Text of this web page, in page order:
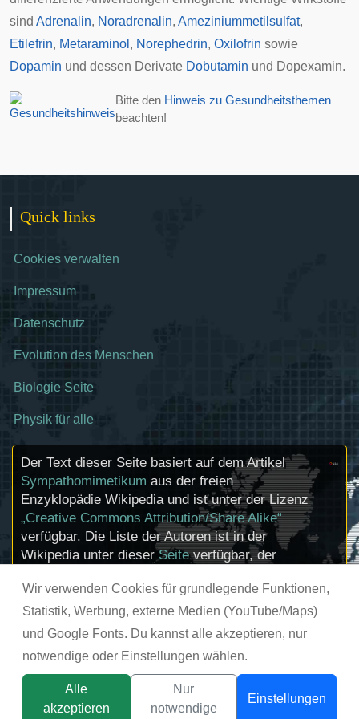
Wir verwenden Cookies für grundlegende Funktionen,
Statistik, Werbung, externe Medien (YouTube/Maps)
und Google Fonts. Du kannst alle akzeptieren, nur
notwendige oder Einstellungen wählen.
Alle
akzeptieren
Nur
notwendige
Einstellungen
sind Adrenalin, Noradrenalin, Ameziniummetilsulfat,
Etilefrin, Metaraminol , Norephedrin, Oxilofrin sowie
Dopamin und dessen Derivate Dobutamin und Dopexamin.
Bitte den Hinweis zu Gesundheitsthemen
beachten!
Quick links
Cookies verwalten
Impressum
Datenschutz
Evolution des Menschen
Biologie Seite
Physik für alle
Der Text dieser Seite basiert auf dem Artikel
Sympathomimetikum aus der freien
Enzyklopädie Wikipedia und ist unter der Lizenz
„Creative Commons Attribution/Share Alike“
verfügbar. Die Liste der Autoren ist in der
Wikipedia unter dieserSeiteverfügbar, der
Informationen zu den Urhebern und zum
Lizenzstatus eingebundener Mediendateien
(etwa Bilder oder Videos) können im Regelfall
durch Anklicken dieser abgerufen werden.
© chemie-schule.de 2026